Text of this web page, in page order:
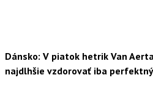
Dánsko: V piatok hetrik Van
najdlhšie vzdorovať iba